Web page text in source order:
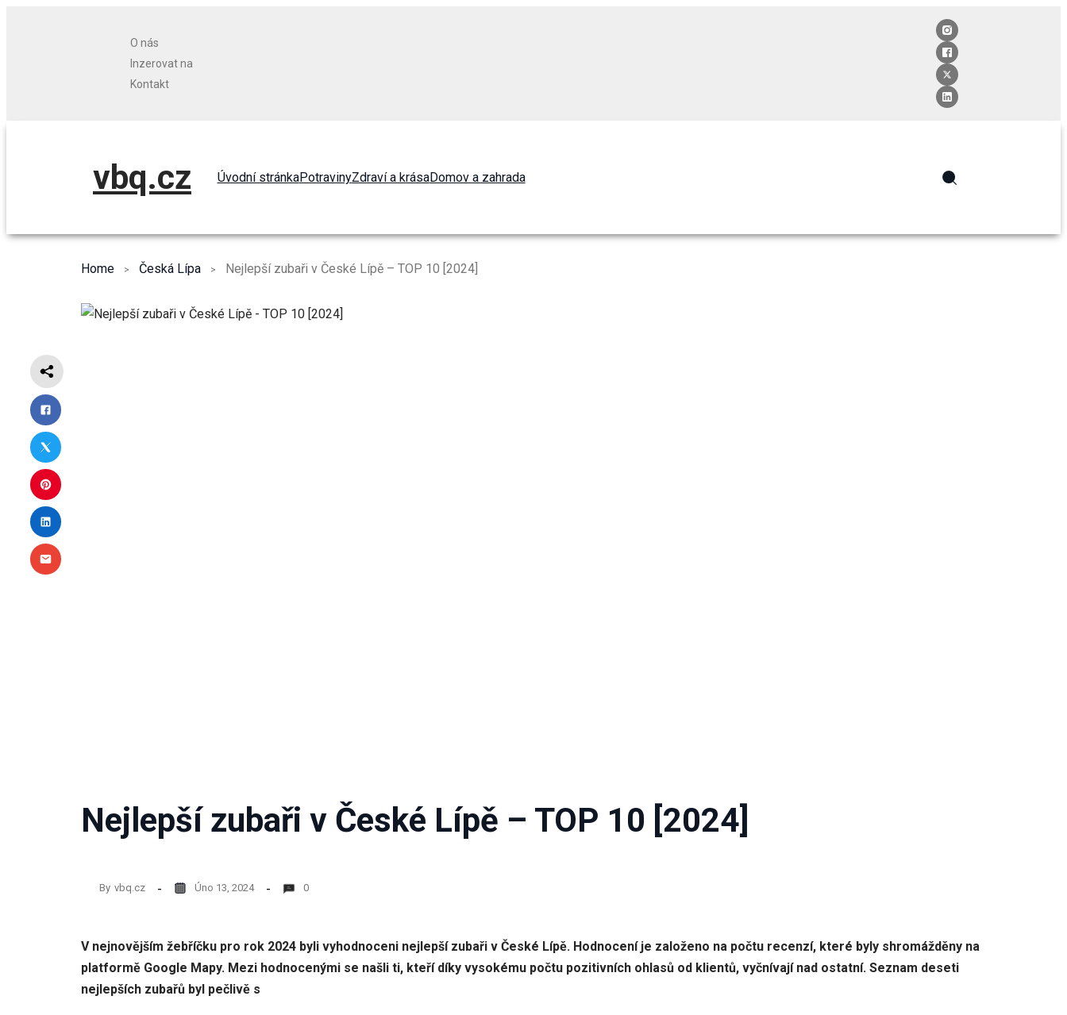
O nás
Inzerovat na
Kontakt
vbq.cz Úvodní stránkaPotravinyZdraví a krásaDomov a zahrada
Home Česká Lípa Nejlepší zubaři v České Lípě – TOP 10 [2024]
Nejlepší zubaři v České Lípě – TOP 10 [2024]
By vbq.cz Úno 13, 2024 0
V nejnovějším žebříčku pro rok 2024 byli vyhodnoceni nejlepší zubaři v České Lípě. Hodnocení je založeno na počtu recenzí, které byly shromážděny na
platformě Google Mapy. Mezi hodnocenými se našli ti, kteří díky vysokému počtu pozitivních ohlasů od klientů, vyčnívají nad ostatní. Seznam deseti
nejlepších zubařů byl pečlivě s